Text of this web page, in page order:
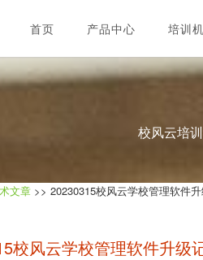
首页 产品中心 培训
校风云培
文章 >> 20230315校风云学校管理软件
校风云学校管理软件升级